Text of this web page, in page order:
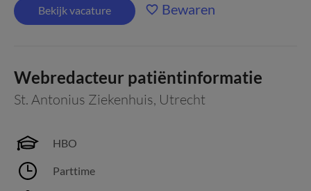
Bekijk vacature Bewaren
Webredacteur patiëntinformatie
St. Antonius Ziekenhuis, Utrecht
HBO
Parttime